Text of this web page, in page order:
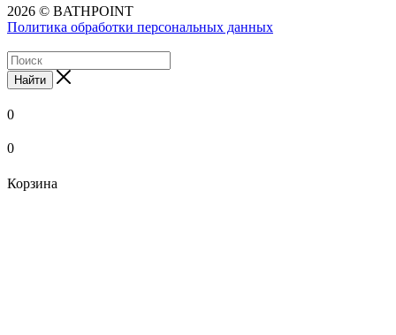
2026 © BATHPOINT
Политика обработки персональных данных
Найти
0
0
Корзина